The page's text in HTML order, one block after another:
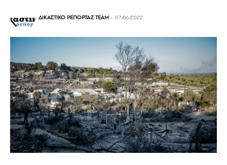
ΔΙΚΑΣΤΙΚΟ ΡΕΠΟΡΤΑΖ TEAM - 07/06/2022